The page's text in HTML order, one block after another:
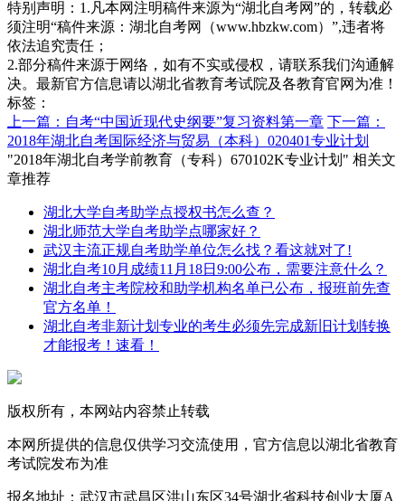
特别声明：1.凡本网注明稿件来源为“湖北自考网”的，转载必
须注明“稿件来源：湖北自考网（www.hbzkw.com）”,违者将
依法追究责任；
2.部分稿件来源于网络，如有不实或侵权，请联系我们沟通解
决。最新官方信息请以湖北省教育考试院及各教育官网为准！
标签：
上一篇：自考“中国近现代史纲要”复习资料第一章 下一篇：
2018年湖北自考国际经济与贸易（本科）020401专业计划
"2018年湖北自考学前教育（专科）670102K专业计划" 相关文
章推荐
湖北大学自考助学点授权书怎么查？
湖北师范大学自考助学点哪家好？
武汉主流正规自考助学单位怎么找？看这就对了!
湖北自考10月成绩11月18日9:00公布，需要注意什么？
湖北自考主考院校和助学机构名单已公布，报班前先查
官方名单！
湖北自考非新计划专业的考生必须先完成新旧计划转换
才能报考！速看！
版权所有，本网站内容禁止转载
本网所提供的信息仅供学习交流使用，官方信息以湖北省教育
考试院发布为准
报名地址：武汉市武昌区洪山东区34号湖北省科技创业大厦A